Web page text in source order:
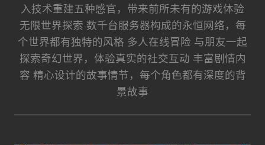
入技术重建五种感官，带来前所未有的游戏体验
无限世界探索 数千台服务器构成的永恒网络，每
个世界都有独特的风格 多人在线冒险 与朋友一起
探索奇幻世界，体验真实的社交互动 丰富剧情内
容 精心设计的故事情节，每个角色都有深度的背
景故事